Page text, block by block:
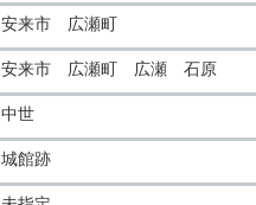
安来市 広瀬町
安来市 広瀬町 広瀬 石原
中世
城館跡